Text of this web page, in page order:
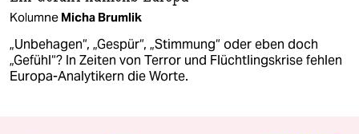
Kolumne Micha Brumlik
„Unbehagen“, „Gespür“, „Stimmung“ oder eben doch
„Gefühl“? In Zeiten von Terror und Flüchtlingskrise fehlen
Europa-Analytikern die Worte.